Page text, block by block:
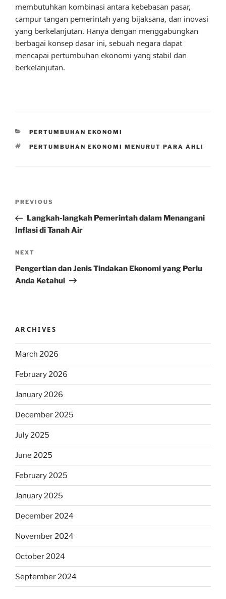
membutuhkan kombinasi antara kebebasan pasar,
campur tangan pemerintah yang bijaksana, dan inovasi
yang berkelanjutan. Hanya dengan menggabungkan
berbagai konsep dasar ini, sebuah negara dapat
mencapai pertumbuhan ekonomi yang stabil dan
berkelanjutan.
CATEGORIES
PERTUMBUHAN EKONOMI
TAGS
PERTUMBUHAN EKONOMI MENURUT PARA AHLI
Previous
Post
PREVIOUS
Langkah-langkah Pemerintah dalam Menangani
Inflasi di Tanah Air
Next
Post
NEXT
Pengertian dan Jenis Tindakan Ekonomi yang Perlu
Anda Ketahui
ARCHIVES
March 2026
February 2026
January 2026
December 2025
July 2025
June 2025
February 2025
January 2025
December 2024
November 2024
October 2024
September 2024